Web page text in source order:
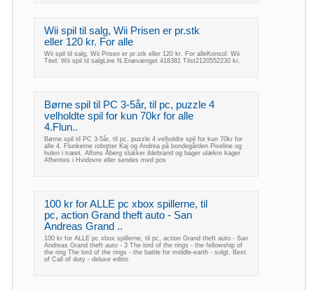
Wii spil til salg, Wii Prisen er pr.stk
eller 120 kr. For alle
Wii spil til salg, Wii Prisen er pr.stk eller 120 kr. For alleKonsol: Wii
Titel: Wii spil til salgLine N.Enøvænget 418381 Tilst2120552230 kr.
Børne spil til PC 3-5år, til pc, puzzle 4
velholdte spil for kun 70kr for alle
4.Flun..
Børne spil til PC 3-5år, til pc, puzzle 4 velholdte spil for kun 70kr for
alle 4. Flunkerne robotter Kaj og Andrea på bondegården Pixeline og
hulen i træet. Alfons Åberg slukker ildebrand og bager ulækre kager
Afhentes i Hvidovre eller sendes med pos
100 kr for ALLE pc xbox spillerne, til
pc, action Grand theft auto - San
Andreas Grand ..
100 kr for ALLE pc xbox spillerne, til pc, action Grand theft auto - San
Andreas Grand theft auto - 3 The lord of the rings - the fellowship of
the ring The lord of the rings - the battle for middle-earth - solgt. Best
of Call of duty - deluxe editio